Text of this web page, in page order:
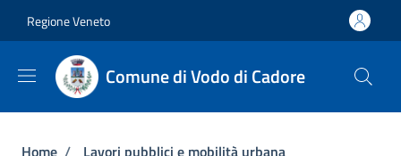
Regione Veneto
Comune di Vodo di Cadore
Home / Lavori pubblici e mobilità urbana